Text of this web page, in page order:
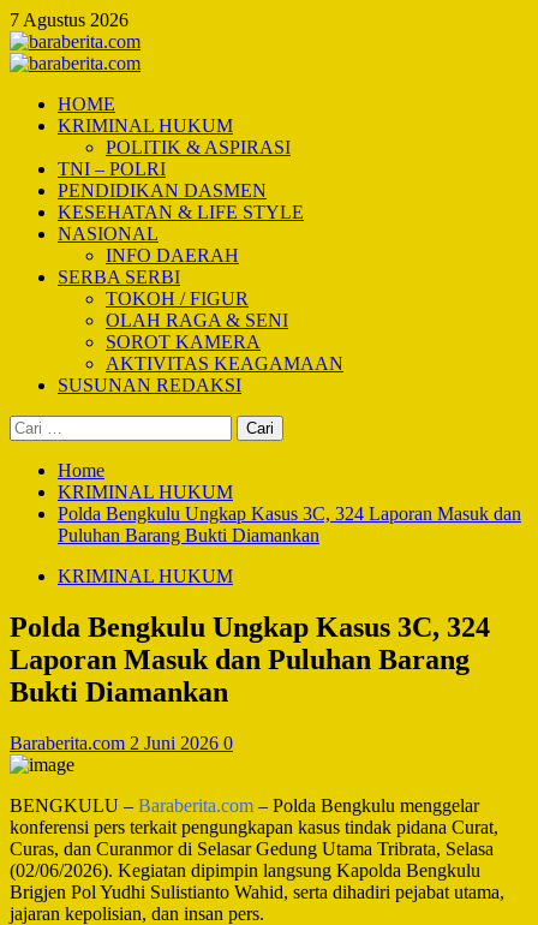
Skip
to
content
7 Agustus 2026
Primary
HOME
KRIMINAL HUKUM
POLITIK & ASPIRASI
TNI – POLRI
PENDIDIKAN DASMEN
KESEHATAN & LIFE STYLE
NASIONAL
INFO DAERAH
SERBA SERBI
TOKOH / FIGUR
OLAH RAGA & SENI
SOROT KAMERA
AKTIVITAS KEAGAMAAN
SUSUNAN REDAKSI
Cari
untuk:
Home
KRIMINAL HUKUM
Polda Bengkulu Ungkap Kasus 3C, 324 Laporan Masuk dan
Puluhan Barang Bukti Diamankan
KRIMINAL HUKUM
Polda Bengkulu Ungkap Kasus 3C, 324
Laporan Masuk dan Puluhan Barang
Bukti Diamankan
Baraberita.com 2 Juni 2026 0
BENGKULU – Baraberita.com – Polda Bengkulu menggelar
konferensi pers terkait pengungkapan kasus tindak pidana Curat,
Curas, dan Curanmor di Selasar Gedung Utama Tribrata, Selasa
(02/06/2026). Kegiatan dipimpin langsung Kapolda Bengkulu
Brigjen Pol Yudhi Sulistianto Wahid, serta dihadiri pejabat utama,
jajaran kepolisian, dan insan pers.